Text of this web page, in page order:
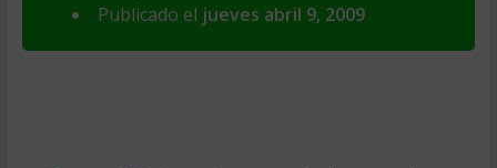
Publicado el jueves abril 9, 2009